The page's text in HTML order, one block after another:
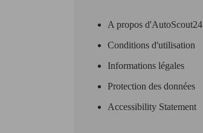
A propos d'AutoScout24
Conditions d'utilisation
Informations légales
Protection des données
Accessibility Statement